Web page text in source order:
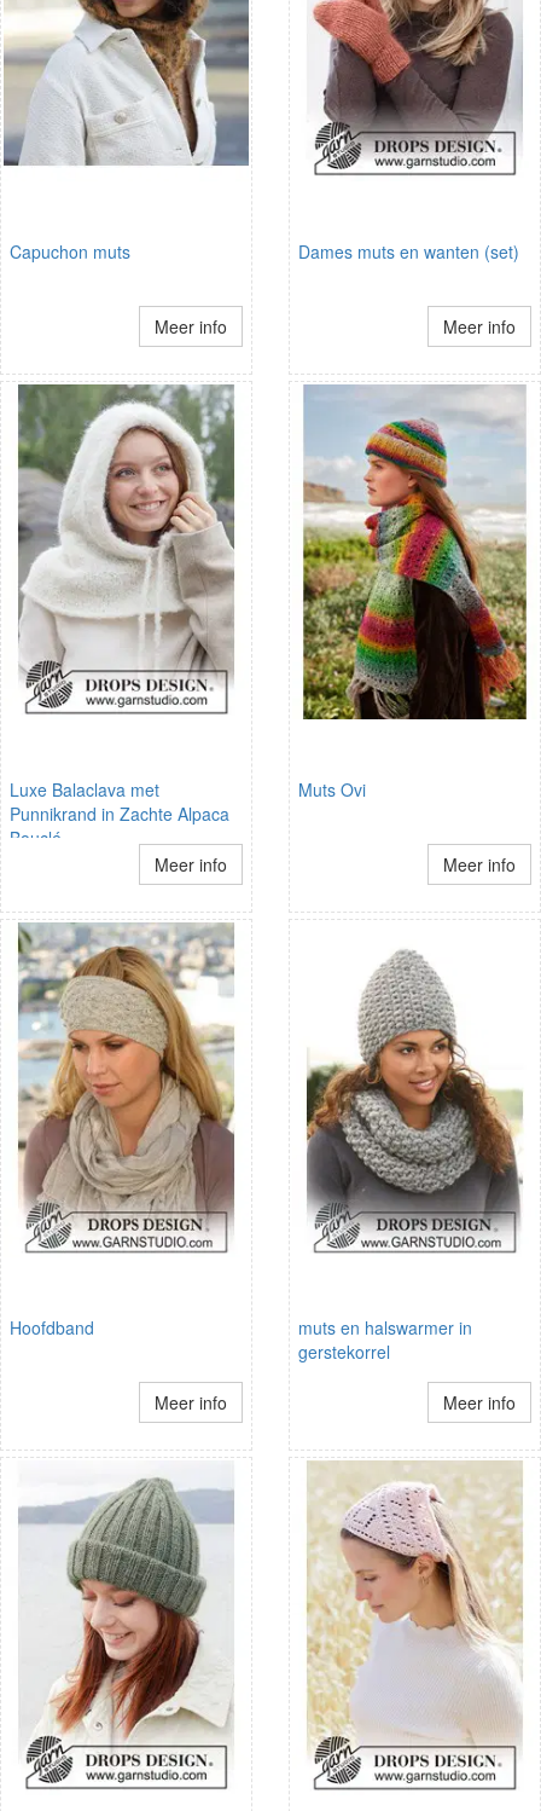
Capuchon muts
Meer info
Dames muts en wanten (set)
Meer info
Luxe Balaclava met
Punnikrand in Zachte Alpaca
Bouclé
Meer info
Muts Ovi
Meer info
Hoofdband
Meer info
muts en halswarmer in
gerstekorrel
Meer info